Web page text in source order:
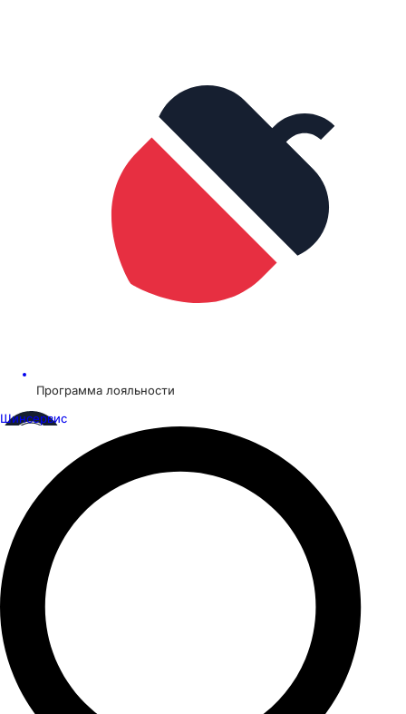
Программа лояльности
Шинсервис